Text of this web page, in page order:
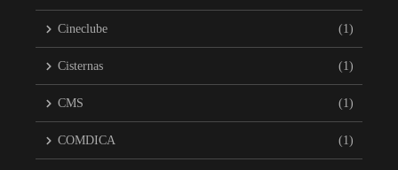
Cineclube (1)
Cisternas (1)
CMS (1)
COMDICA (1)